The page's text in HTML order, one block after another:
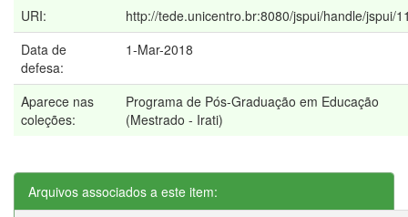
URI:
http://tede.unicentro.br:8080/jspui/handle/jspui/
Data de
defesa:
1-Mar-2018
Aparece nas
coleções:
Programa de Pós-Graduação em Educação
(Mestrado - Irati)
Arquivos associados a este item: